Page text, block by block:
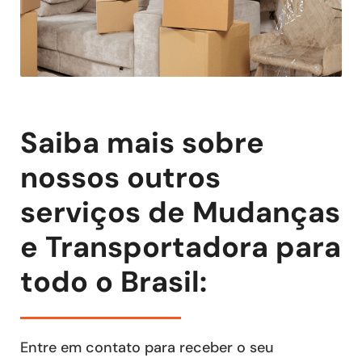
Saiba mais sobre
nossos outros
serviços de Mudanças
e Transportadora para
todo o Brasil:
Entre em contato para receber o seu